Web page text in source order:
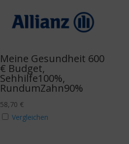
Meine Gesundheit 600
€ Budget,
Sehhilfe100%,
RundumZahn90%
58,70 €
Vergleichen